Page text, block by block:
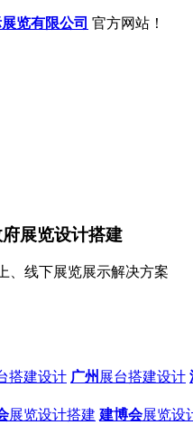
览有限公司 官方网站！
展览设计搭建
、线下展览展示解决方案
搭建设计 广州 展台搭建设计
展览设计搭建 建博会展览设